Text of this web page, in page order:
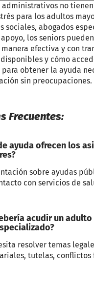
administrativos no
para los adultos
sociales, abogados
los seniors
manera efectiva y con
y cómo
obtener la ayuda
sin preocupaciones.
Frecuentes:
ayuda ofrecen los
sobre ayudas
con servicios de
acudir un adulto
resolver temas
tutelas, conflictos